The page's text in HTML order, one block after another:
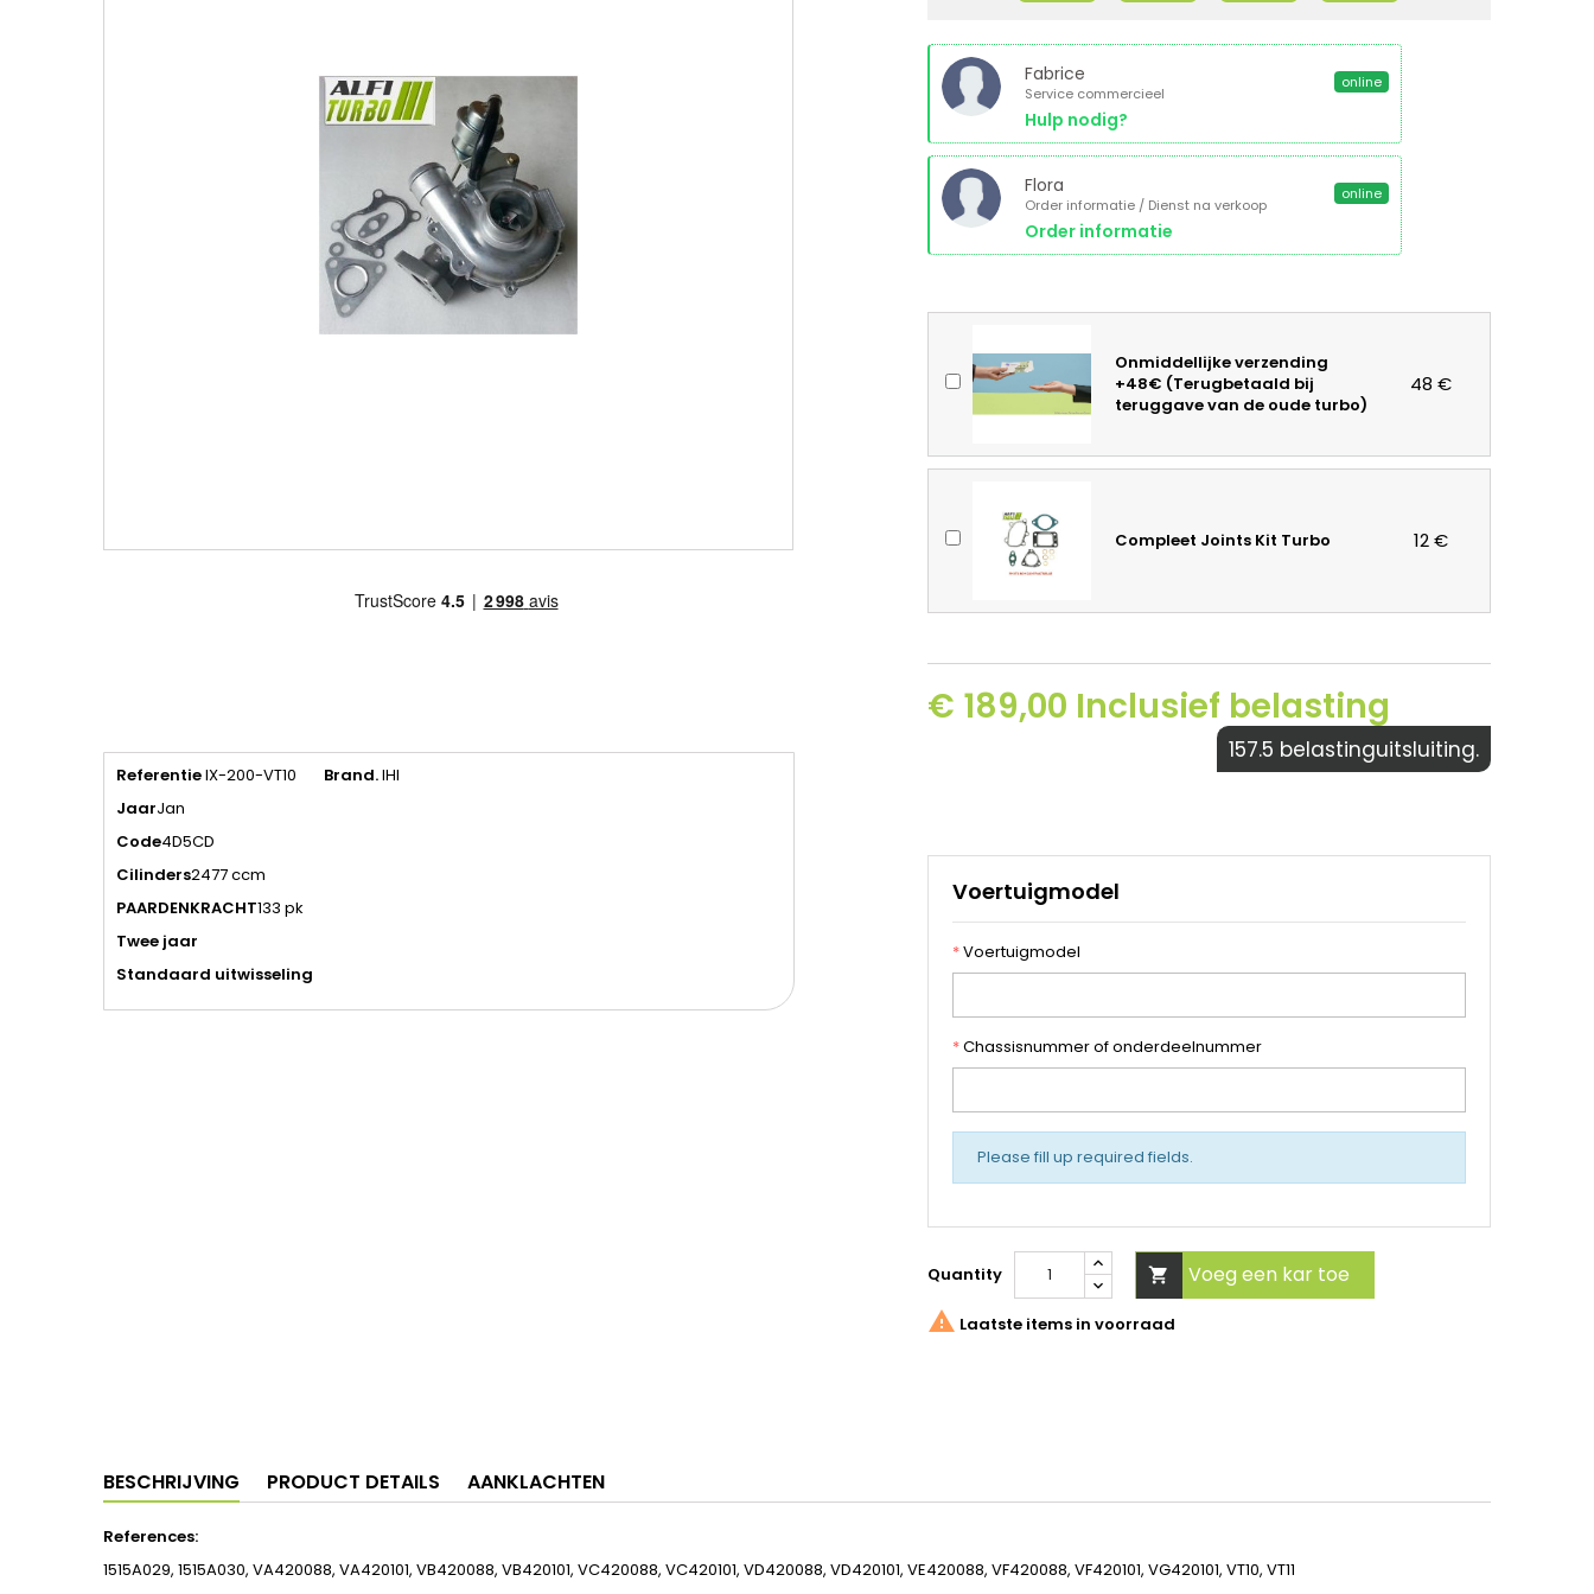
ReferentieIX-200-VT10 Brand.IHI
JaarJan
Code4D5CD
Cilinders2477 ccm
PAARDENKRACHT133 pk
Twee jaar
Standaard uitwisseling
Fabrice
Service commercieel
Hulp nodig?
online
Flora
Order informatie / Dienst na verkoop
Order informatie
online
Onmiddellijke verzending
+48€ (Terugbetaald bij
teruggave van de oude turbo)
48 €
Compleet Joints Kit Turbo 12 €
€ 189,00 Inclusief belasting
157.5 belastinguitsluiting.
Voertuigmodel
*Voertuigmodel
*Chassisnummer of onderdeelnummer
Please fill up required fields.
Quantity  Voeg een kar toe
 Laatste items in voorraad
BESCHRIJVING PRODUCT DETAILS AANKLACHTEN
References:
1515A029, 1515A030, VA420088, VA420101, VB420088, VB420101, VC420088, VC420101, VD420088, VD420101, VE420088, VF420088, VF420101, VG420101, VT10, VT11